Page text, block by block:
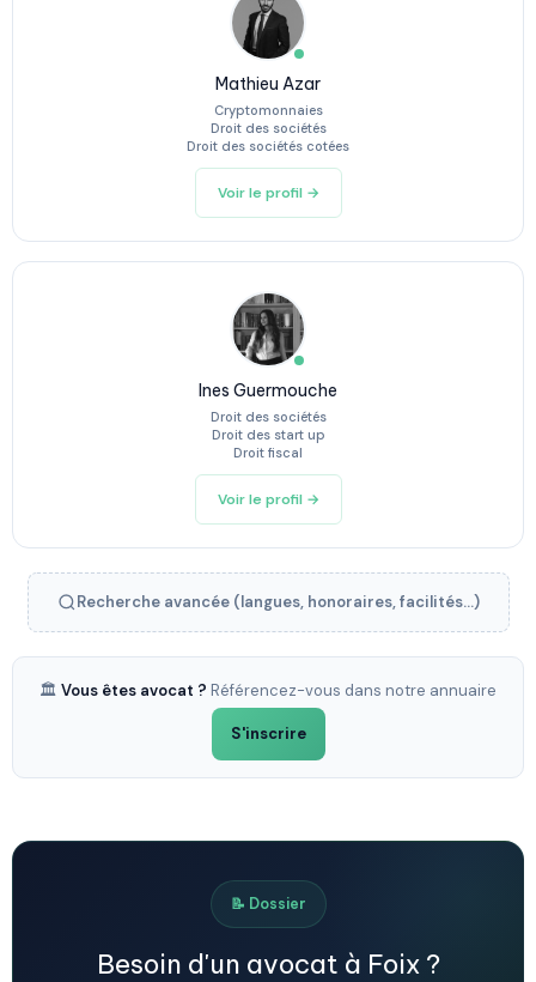
Mathieu Azar
Cryptomonnaies
Droit des sociétés
Droit des sociétés cotées
Voir le profil →
Ines Guermouche
Droit des sociétés
Droit des start up
Droit fiscal
Voir le profil →
Recherche avancée (langues, honoraires, facilités...)
🏛️ Vous êtes avocat ? Référencez-vous dans notre annuaire
S'inscrire
📝 Dossier
Besoin d'un avocat à Foix ?